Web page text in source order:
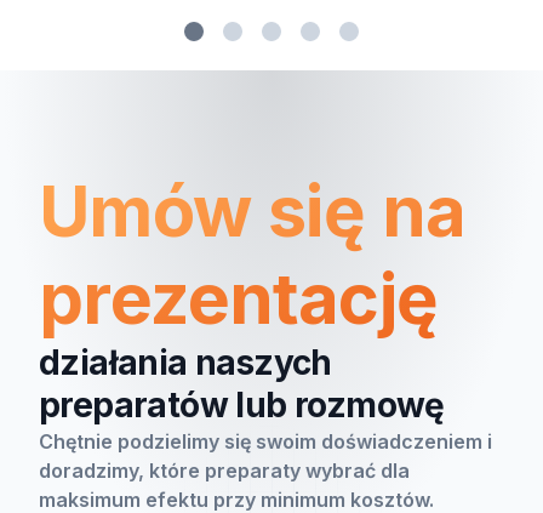
Umów się na
prezentację
działania naszych
preparatów lub rozmowę
Chętnie podzielimy się swoim doświadczeniem i
doradzimy, które preparaty wybrać dla
maksimum efektu przy minimum kosztów.